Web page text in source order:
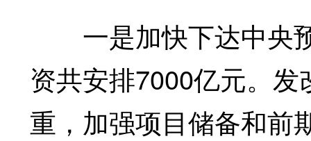
一是加快下达中央
资共安排7000亿元。
重，加强项目储备和前